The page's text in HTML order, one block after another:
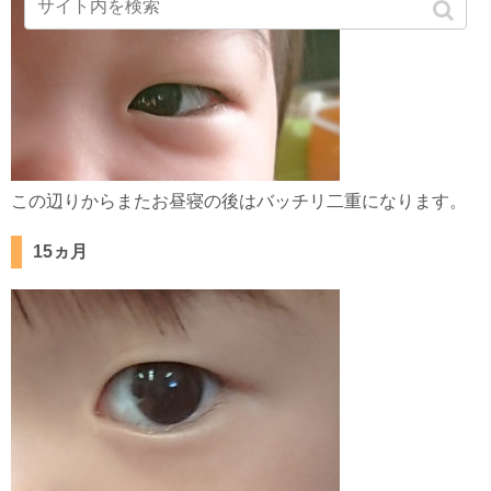
この辺りからまたお昼寝の後はバッチリ二重になります。
15ヵ月